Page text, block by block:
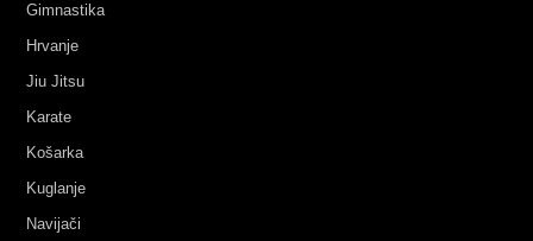
Gimnastika
Hrvanje
Jiu Jitsu
Karate
Košarka
Kuglanje
Navijači